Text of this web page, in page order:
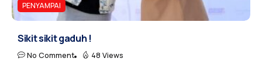
PENYAMPAI
Sikit sikit gaduh !
No Comment 48 Views